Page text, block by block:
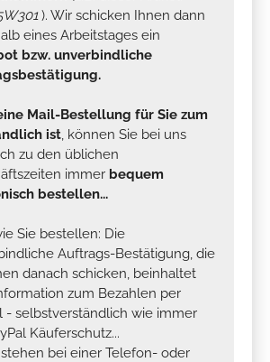
). Wir schicken Ihnen dann
eines Arbeitstages ein
bzw. unverbindliche
Mail-Bestellung für Sie zum
ist, können Sie bei uns
zu den üblichen
immer bequem
bestellen...
Sie bestellen: Die
Auftrags-Bestätigung, die
danach schicken, beinhaltet
zum Bezahlen per
- selbstverständlich wie immer
Käuferschutz...
bei einer Telefon- oder